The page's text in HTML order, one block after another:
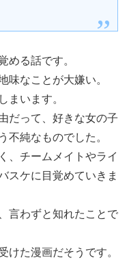
める話です。
味なことが大嫌い。
まいます。
だって、好きな女の子
不純なものでした。
、チームメイトやライ
スケに目覚めていきま
言わずと知れたことで
けた漫画だそうです。